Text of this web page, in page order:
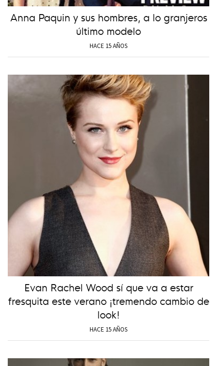
Anna Paquin y sus hombres, a lo granjeros
último modelo
HACE 15 AÑOS
Evan Rachel Wood sí que va a estar
fresquita este verano ¡tremendo cambio de
look!
HACE 15 AÑOS